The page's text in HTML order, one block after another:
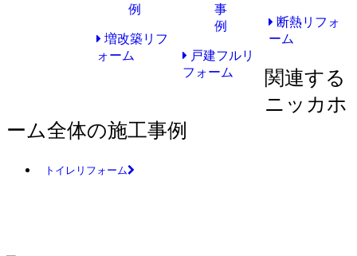
増改築リフ
ォーム
戸建フルリ
フォーム
断熱リフォ
ーム
関連する
ニッカホ
ーム全体の施工事例
トイレリフォーム